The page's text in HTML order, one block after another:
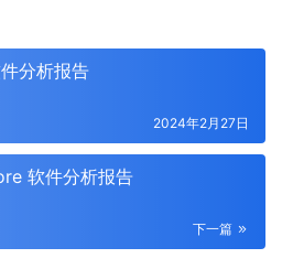
分析报告
2024年2月27日
软件分析报告
下一篇